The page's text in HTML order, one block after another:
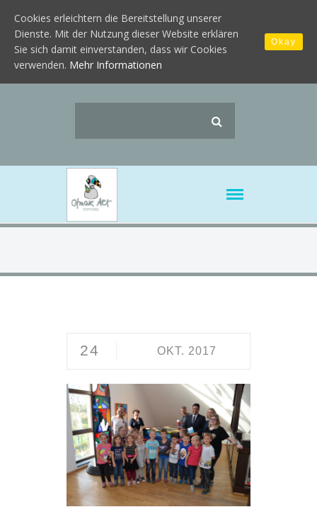
24 OKT. 2017
Cookies erleichtern die Bereitstellung unserer
Dienste. Mit der Nutzung dieser Website erklären
Sie sich damit einverstanden, dass wir Cookies
verwenden. Mehr Informationen
Okay